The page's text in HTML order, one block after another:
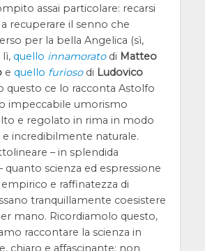
assai particolare: recarsi
recuperare il senno che
per la bella Angelica (sì,
lì, quello innamoratodi Matteo
e quello furiosodi Ludovico
questo ce lo racconta Astolfo
impeccabile umorismo
e regolato in rima in modo
incredibilmente naturale.
– in splendida
quanto scienza ed espressione
e raffinatezza di
tranquillamente coesistere
mano. Ricordiamolo questo,
raccontare la scienza in
chiaro e affascinante: non